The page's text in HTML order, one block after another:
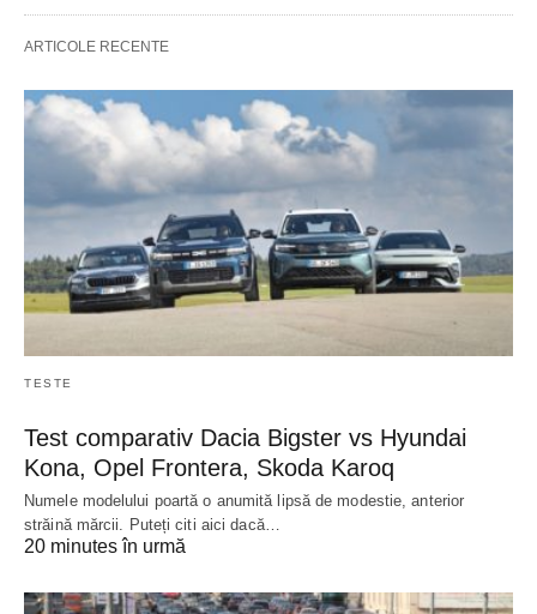
ARTICOLE RECENTE
TESTE
Test comparativ Dacia Bigster vs Hyundai
Kona, Opel Frontera, Skoda Karoq
Numele modelului poartă o anumită lipsă de modestie, anterior
străină mărcii. Puteți citi aici dacă…
20 minutes în urmă